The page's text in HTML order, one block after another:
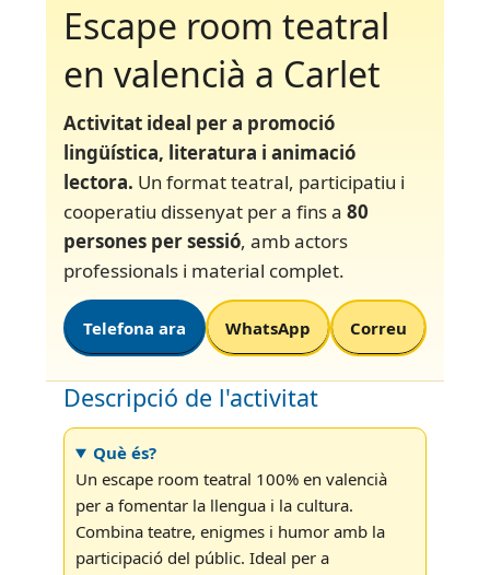
Escape room teatral
en valencià a Carlet
Activitat ideal per a promoció
lingüística, literatura i animació
lectora. Un format teatral, participatiu i
cooperatiu dissenyat per a fins a 80
persones per sessió, amb actors
professionals i material complet.
Telefona ara WhatsApp Correu
Descripció de l'activitat
Què és?
Un escape room teatral 100% en valencià
per a fomentar la llengua i la cultura.
Combina teatre, enigmes i humor amb la
participació del públic. Ideal per a